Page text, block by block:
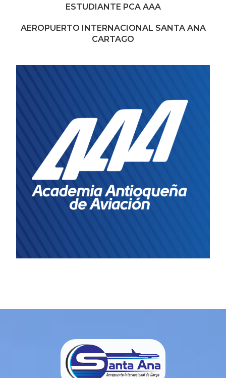
ESTUDIANTE PCA AAA
AEROPUERTO INTERNACIONAL SANTA ANA
CARTAGO